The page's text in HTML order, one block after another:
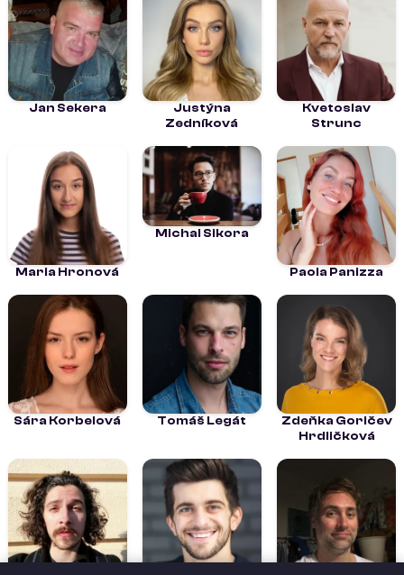
Jan Sekera
Justýna
Zedníková
Kvetoslav
Strunc
Maria Hronová
Michal Sikora
Paola Panizza
Sára Korbelová Tomáš Legát
Zdeňka Goričev
Hrdličková